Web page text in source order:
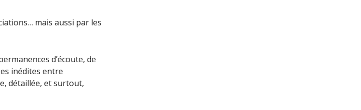
mais aussi par les
d’écoute, de
inédites entre
détaillée, et surtout,